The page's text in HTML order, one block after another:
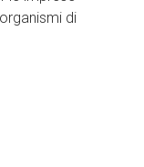
di